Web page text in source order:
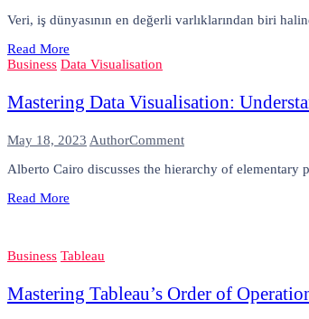
Görselleştirme
Veri, iş dünyasının en değerli varlıklarından biri
Read More
Business Data Visualisation
Mastering Data Visualisation:
May 18, 2023 AuthorCommenton
Data
Alberto Cairo discusses the hierarchy of elementary
Read More
Business Tableau
Mastering Tableau’s Order of